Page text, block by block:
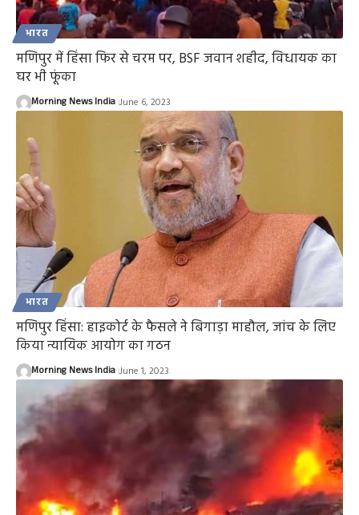
भारत
मणिपुर में हिंसा फिर से चरम पर, BSF जवान शहीद, विधायक का
घर भी फूंका
Morning News India June 6, 2023
भारत
मणिपुर हिंसा: हाइकोर्ट के फैसले ने बिगाड़ा माहौल, जांच के लिए
किया न्यायिक आयोग का गठन
Morning News India June 1, 2023